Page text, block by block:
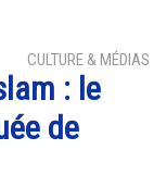
CULTURE & MÉDIAS
: le
de